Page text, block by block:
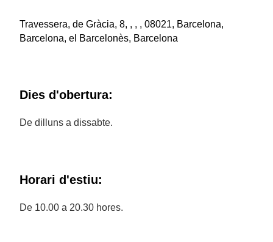
Travessera, de Gràcia, 8, , , , 08021, Barcelona,
Barcelona, el Barcelonès, Barcelona
Dies d'obertura:
De dilluns a dissabte.
Horari d'estiu:
De 10.00 a 20.30 hores.